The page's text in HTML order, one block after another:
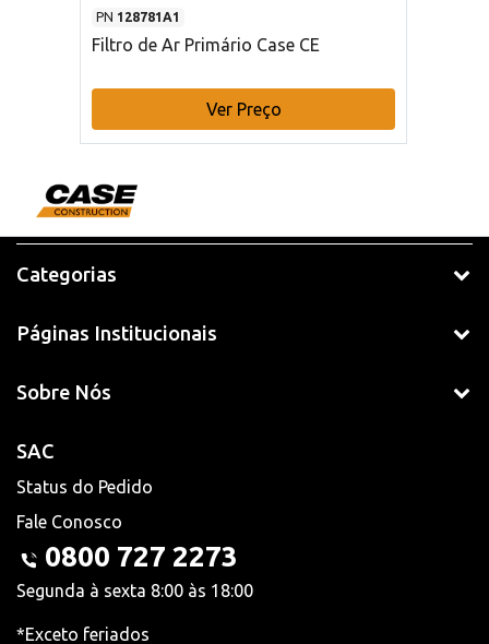
PN 128781A1
Filtro de Ar Primário Case CE
Ver Preço
Categorias
Páginas Institucionais
Sobre Nós
SAC
Status do Pedido
Fale Conosco
0800 727 2273
Segunda à sexta 8:00 às 18:00
*Exceto feriados